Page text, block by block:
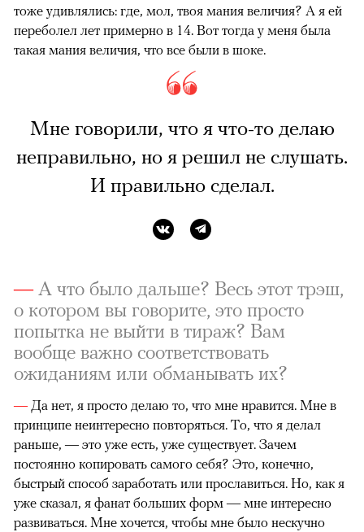
тоже удивлялись: где, мол, твоя мания величия? А я ей
переболел лет примерно в 14. Вот тогда у меня была
такая мания величия, что все были в шоке.
Мне говорили, что я что-то делаю
неправильно, но я решил не слушать.
И правильно сделал.
—А что было дальше? Весь этот трэш,
о котором вы говорите, это просто
попытка не выйти в тираж? Вам
вообще важно соответствовать
ожиданиям или обманывать их?
— Да нет, я просто делаю то, что мне нравится. Мне в
принципе неинтересно повторяться. То, что я делал
раньше, — это уже есть, уже существует. Зачем
постоянно копировать самого себя? Это, конечно,
быстрый способ заработать или прославиться. Но, как я
уже сказал, я фанат больших форм — мне интересно
развиваться. Мне хочется, чтобы мне было нескучно